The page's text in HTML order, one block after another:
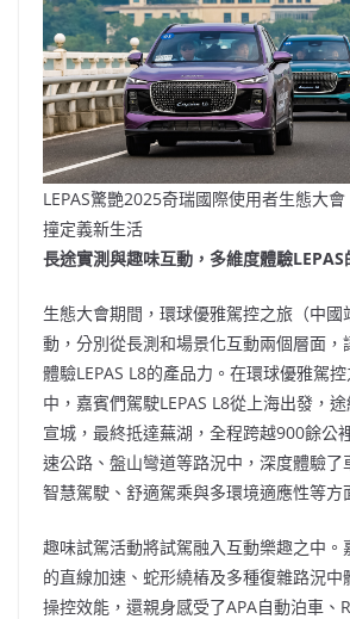
LEPAS驚艷2025奇瑞國際使用者生態大
撞定義新生活
長途實測與趣味互動，多維度體驗
生態大會期間，環球優雅駕控之旅（中國
動，分別從長測和場景化互動兩個層面，
體驗LEPAS L8的產品力。在環球優雅駕控
中，嘉賓們駕駛LEPAS L8從上海出發，
宣城，最終抵達蕪湖，全程跨越900餘公
速公路、盤山彎道等路況中，深度體驗了
智慧駕駛、舒適駕乘與多環境適應性等方
趣味試駕活動將試駕融入互動樂趣之中。
的直線加速、蛇形繞樁及多種復雜路況中
操控效能，還親身感受了APA自動泊車、